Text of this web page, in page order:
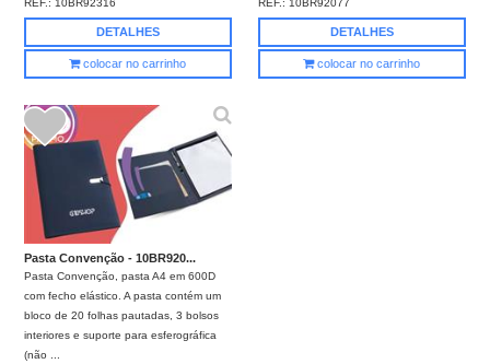
REF.: 10BR92316
DETALHES
colocar no carrinho
REF.: 10BR92077
DETALHES
colocar no carrinho
Pasta Convenção - 10BR920...
Pasta Convenção, pasta A4 em 600D
com fecho elástico. A pasta contém um
bloco de 20 folhas pautadas, 3 bolsos
interiores e suporte para esferográfica
(não ...